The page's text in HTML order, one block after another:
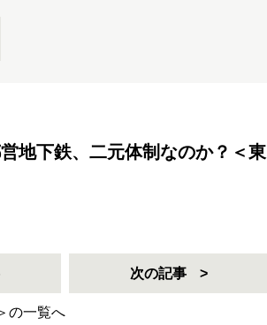
地下鉄、二元体制なのか？＜東
次の記事
の一覧へ